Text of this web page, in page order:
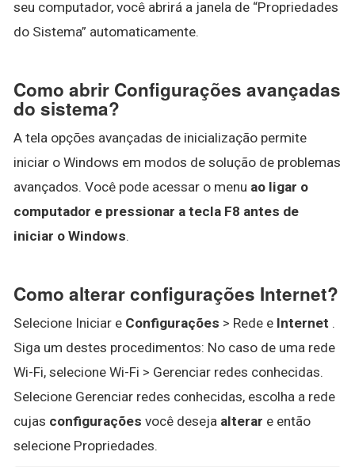
seu computador, você abrirá a janela de “Propriedades
do Sistema” automaticamente.
Como abrir Configurações avançadas
do sistema?
A tela opções avançadas de inicialização permite
iniciar o Windows em modos de solução de problemas
avançados. Você pode acessar o menu ao ligar o
computador e pressionar a tecla F8 antes de
iniciar o Windows.
Como alterar configurações Internet?
Selecione Iniciar e Configurações > Rede e Internet .
Siga um destes procedimentos: No caso de uma rede
Wi-Fi, selecione Wi-Fi > Gerenciar redes conhecidas.
Selecione Gerenciar redes conhecidas, escolha a rede
cujas configurações você deseja alterar e então
selecione Propriedades.